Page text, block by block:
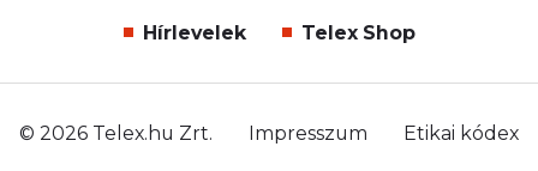
Hírlevelek Telex Shop
© 2026 Telex.hu Zrt. Impresszum Etikai kódex